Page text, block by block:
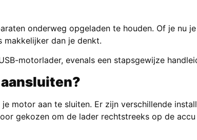
onderweg opgeladen te houden. Of je nu
makkelijker dan je denkt.
motorlader, evenals een stapsgewijze
motor aan te sluiten. Er zijn verschillende
gekozen om de lader rechtstreeks op de